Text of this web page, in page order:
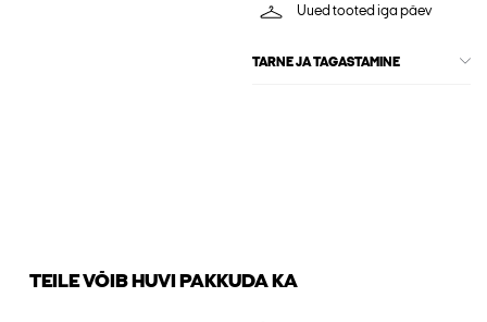
Uued tooted iga päev
TARNE JA TAGASTAMINE
TEILE VÕIB HUVI PAKKUDA KA